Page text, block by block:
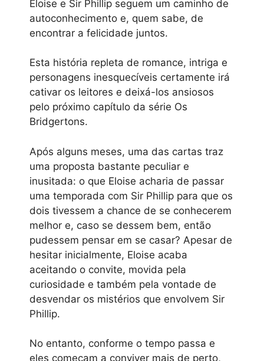
Eloise e Sir Phillip seguem um caminho de
autoconhecimento e, quem sabe, de
encontrar a felicidade juntos.
Esta história repleta de romance, intriga e
personagens inesquecíveis certamente irá
cativar os leitores e deixá-los ansiosos
pelo próximo capítulo da série Os
Bridgertons.
Após alguns meses, uma das cartas traz
uma proposta bastante peculiar e
inusitada: o que Eloise acharia de passar
uma temporada com Sir Phillip para que os
dois tivessem a chance de se conhecerem
melhor e, caso se dessem bem, então
pudessem pensar em se casar? Apesar de
hesitar inicialmente, Eloise acaba
aceitando o convite, movida pela
curiosidade e também pela vontade de
desvendar os mistérios que envolvem Sir
Phillip.
No entanto, conforme o tempo passa e
eles começam a conviver mais de perto,